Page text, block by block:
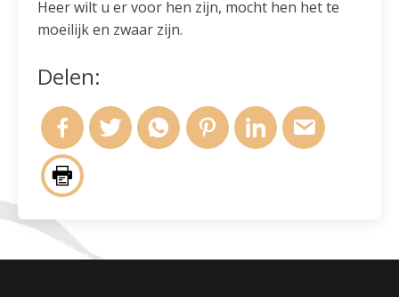
Heer wilt u er voor hen zijn, mocht hen het te
moeilijk en zwaar zijn.
Delen: